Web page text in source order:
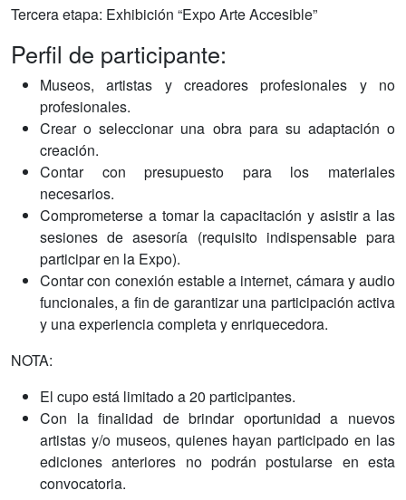
Tercera etapa: Exhibición “Expo Arte Accesible”
Perfil de participante:
Museos, artistas y creadores profesionales y no
profesionales.
Crear o seleccionar una obra para su adaptación o
creación.
Contar con presupuesto para los materiales
necesarios.
Comprometerse a tomar la capacitación y asistir a las
sesiones de asesoría (requisito indispensable para
participar en la Expo).
Contar con conexión estable a internet, cámara y audio
funcionales, a fin de garantizar una participación activa
y una experiencia completa y enriquecedora.
NOTA:
El cupo está limitado a 20 participantes.
Con la finalidad de brindar oportunidad a nuevos
artistas y/o museos, quienes hayan participado en las
ediciones anteriores no podrán postularse en esta
convocatoria.